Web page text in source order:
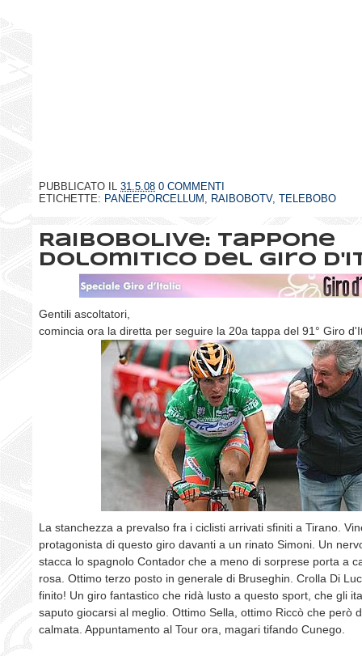
PUBBLICATO IL 31.5.08 0 COMMENTI
ETICHETTE: PANEEPORCELLUM RAIBOBOTV, TELEBOBO
RaiBoboLive: Tappone
dolomitico del Giro
Gentili ascoltatori,
comincia ora la diretta per seguire la 20a tappa del 91° Giro
La stanchezza a prevalso fra i ciclisti arrivati sfiniti a Tirano.
protagonista di questo giro davanti a un rinato Simoni. Un
stacca lo spagnolo Contador che a meno di sorprese porta a
rosa. Ottimo terzo posto in generale di Bruseghin. Crolla Di
finito! Un giro fantastico che ridà lusto a questo sport, che gli
saputo giocarsi al meglio. Ottimo Sella, ottimo Riccò che però
calmata. Appuntamento al Tour ora, magari tifando Cunego.